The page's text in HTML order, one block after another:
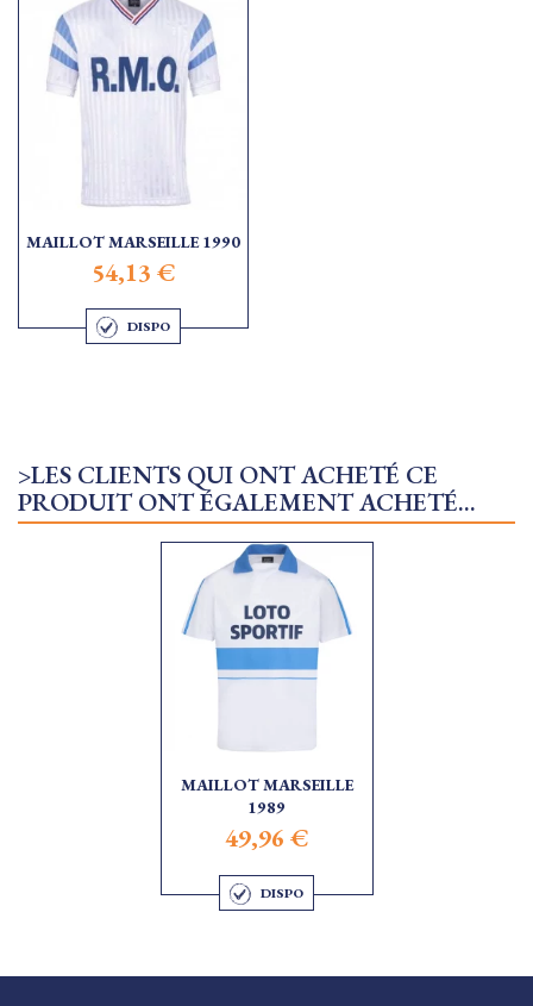
MAILLOT MARSEILLE 1990
54,13 €
DISPO
>LES CLIENTS QUI ONT ACHETÉ CE
PRODUIT ONT ÉGALEMENT ACHETÉ...
MAILLOT MARSEILLE
1989
49,96 €
DISPO